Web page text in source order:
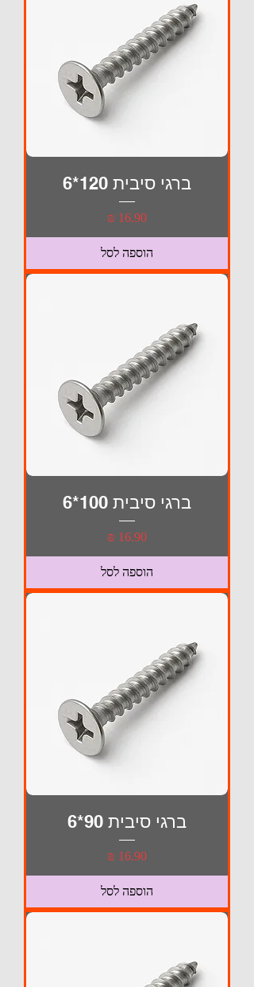
ברגי סיבית 120*6
מחיר
הוספה לסל
ברגי סיבית 100*6
מחיר
הוספה לסל
ברגי סיבית 90*6
מחיר
הוספה לסל